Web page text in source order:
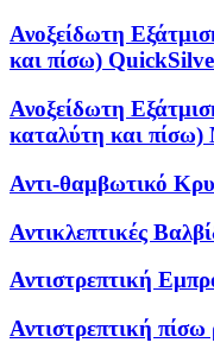
Ανοξείδωτη
και πίσω)
Ανοξείδωτη
καταλύτη και
Αντι-θαμβωτικό
Αντικλεπτικές
Αντιστρεπτική
Αντιστρεπτική